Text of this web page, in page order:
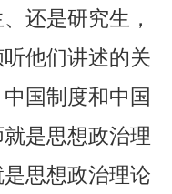
还是研究生，
他们讲述的关
国制度和中国
是思想政治理
思想政治理论